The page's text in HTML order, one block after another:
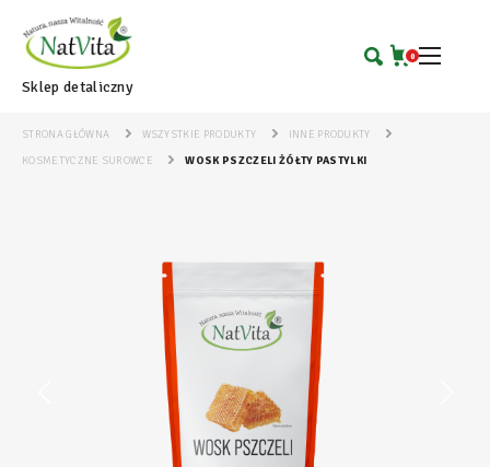
Sklep detaliczny
0
STRONA GŁÓWNA WSZYSTKIE PRODUKTY
INNE PRODUKTY
KOSMETYCZNE SUROWCE
WOSK PSZCZELI ŻÓŁTY PASTYLKI